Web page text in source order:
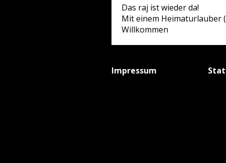
Das raj ist wieder da!
Mit einem Heimaturlauber
Willkommen
Impressum